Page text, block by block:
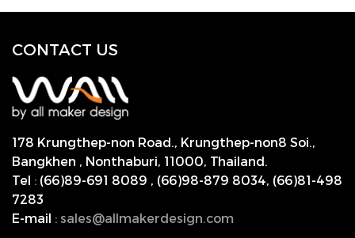
CONTACT US
178 Krungthep-non Road., Krungthep-non8 Soi.,
Bangkhen , Nonthaburi, 11000, Thailand.
Tel : (66)89-691 8089 , (66)98-879 8034, (66)81-498
7283
E-mail : sales@allmakerdesign.com